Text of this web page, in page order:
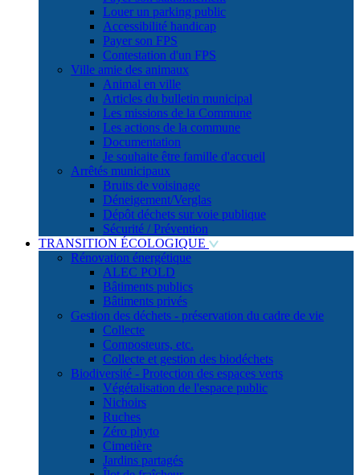
Louer un parking public
Accessibilité handicap
Payer son FPS
Contestation d'un FPS
Ville amie des animaux
Animal en ville
Articles du bulletin municipal
Les missions de la Commune
Les actions de la commune
Documentation
Je souhaite être famille d'accueil
Arrêtés municipaux
Bruits de voisinage
Déneigement/Verglas
Dépôt déchets sur voie publique
Sécurité / Prévention
TRANSITION ÉCOLOGIQUE
Rénovation énergétique
ALEC POLD
Bâtiments publics
Bâtiments privés
Gestion des déchets - préservation du cadre de vie
Collecte
Composteurs, etc.
Collecte et gestion des biodéchets
Biodiversité - Protection des espaces verts
Végétalisation de l'espace public
Nichoirs
Ruches
Zéro phyto
Cimetière
Jardins partagés